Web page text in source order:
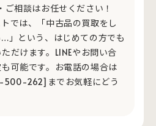
ご相談はお任せください！
では、「中古品の買取をし
」という、はじめての方でも
だけます。LINEやお問い合
可能です。お電話の場合は
500-262]までお気軽にどう